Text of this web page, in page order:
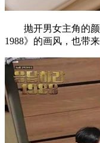
抛开男女主角的颜
1988》的画风，也带